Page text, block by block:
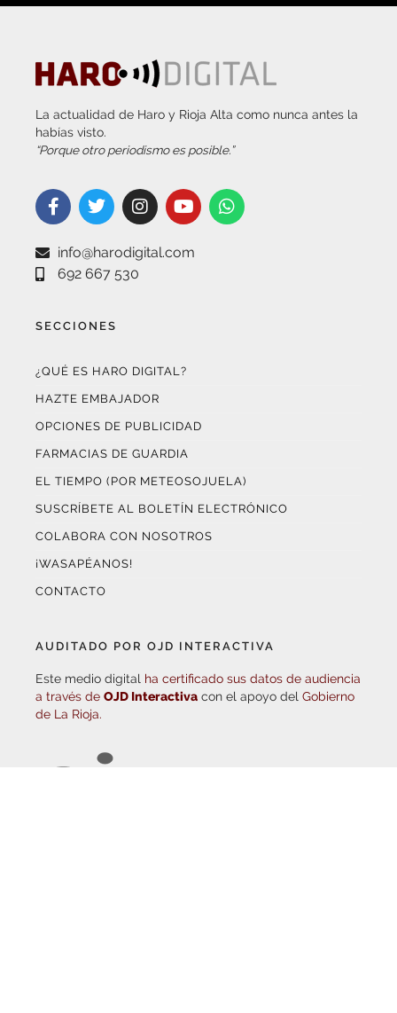
La actualidad de Haro y Rioja Alta como nunca antes la
habías visto.
“Porque otro periodismo es posible.”
info@harodigital.com
692 667 530
SECCIONES
¿QUÉ ES HARO DIGITAL?
HAZTE EMBAJADOR
OPCIONES DE PUBLICIDAD
FARMACIAS DE GUARDIA
EL TIEMPO (POR METEOSOJUELA)
SUSCRÍBETE AL BOLETÍN ELECTRÓNICO
COLABORA CON NOSOTROS
¡WASAPÉANOS!
CONTACTO
AUDITADO POR OJD INTERACTIVA
Este medio digital ha certificado sus datos de audiencia
a través de OJD Interactiva con el apoyo del Gobierno
de La Rioja.